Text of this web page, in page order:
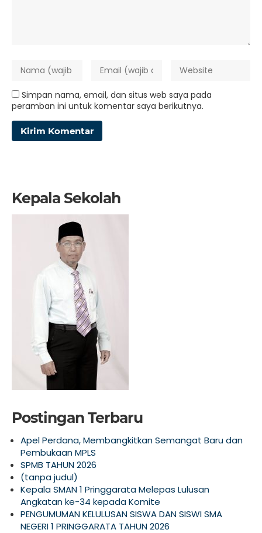
Simpan nama, email, dan situs web saya pada
peramban ini untuk komentar saya berikutnya.
Kepala Sekolah
Postingan Terbaru
Apel Perdana, Membangkitkan Semangat Baru dan
Pembukaan MPLS
SPMB TAHUN 2026
(tanpa judul)
Kepala SMAN 1 Pringgarata Melepas Lulusan
Angkatan ke-34 kepada Komite
PENGUMUMAN KELULUSAN SISWA DAN SISWI SMA
NEGERI 1 PRINGGARATA TAHUN 2026